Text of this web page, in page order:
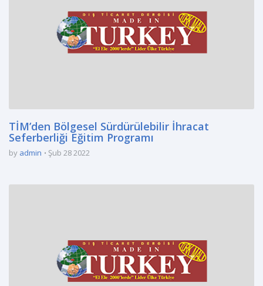
TİM’den Bölgesel Sürdürülebilir İhracat
Seferberliği Eğitim Programı
by admin Şub 28 2022